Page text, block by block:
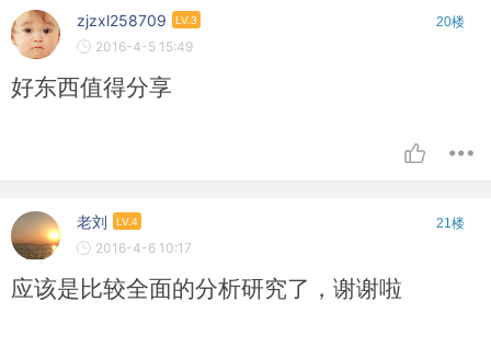
zjzxl258709 LV.3 20楼
2016-4-5 15:49
好东西值得分享
老刘 LV.4 21楼
2016-4-6 10:17
应该是比较全面的分析研究了，谢谢啦